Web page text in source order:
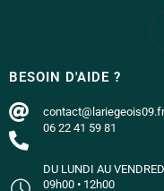
BESOIN D'AIDE ?
contact@lariegeois09.fr
06 22 41 59 81
DU LUNDI AU
09h00 • 12h00